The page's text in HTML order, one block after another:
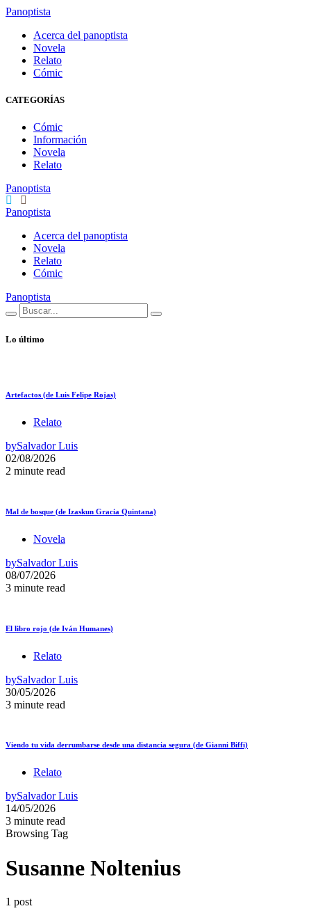
Panoptista
Acerca del panoptista
Novela
Relato
Cómic
CATEGORÍAS
Cómic
Información
Novela
Relato
Panoptista
Panoptista
Acerca del panoptista
Novela
Relato
Cómic
Panoptista
Lo último
Artefactos (de Luis Felipe Rojas)
Relato
bySalvador Luis
02/08/2026
2 minute read
Mal de bosque (de Izaskun Gracia Quintana)
Novela
bySalvador Luis
08/07/2026
3 minute read
El libro rojo (de Iván Humanes)
Relato
bySalvador Luis
30/05/2026
3 minute read
Viendo tu vida derrumbarse desde una distancia segura (de Gianni Biffi)
Relato
bySalvador Luis
14/05/2026
3 minute read
Browsing Tag
Susanne Noltenius
1 post